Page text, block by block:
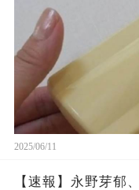
2025/06/11
【速報】永野芽郁